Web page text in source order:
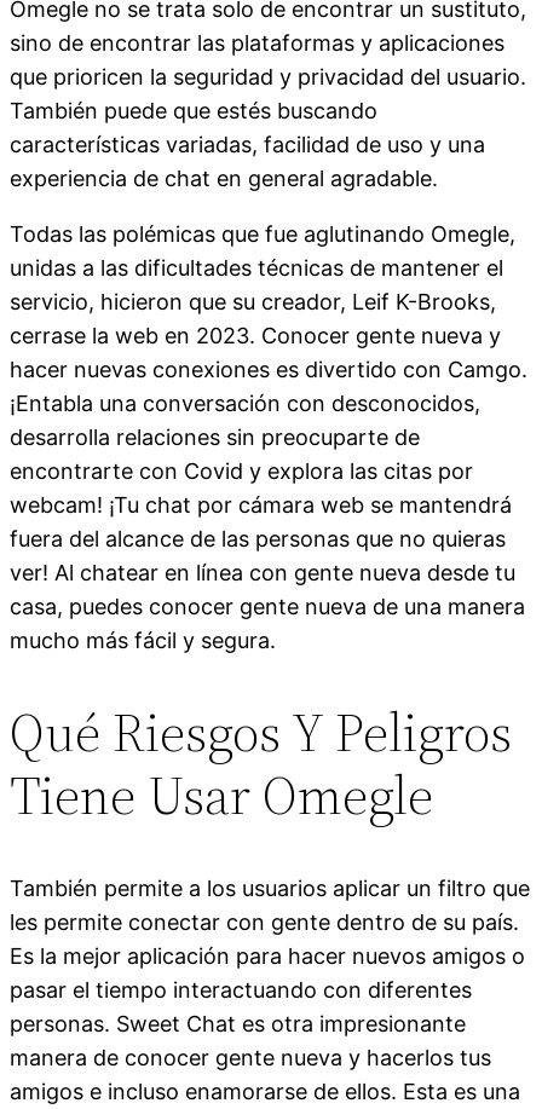
Omegle no se trata solo de encontrar un sustituto,
sino de encontrar las plataformas y aplicaciones
que prioricen la seguridad y privacidad del usuario.
También puede que estés buscando
características variadas, facilidad de uso y una
experiencia de chat en general agradable.
Todas las polémicas que fue aglutinando Omegle,
unidas a las dificultades técnicas de mantener el
servicio, hicieron que su creador, Leif K-Brooks,
cerrase la web en 2023. Conocer gente nueva y
hacer nuevas conexiones es divertido con Camgo.
¡Entabla una conversación con desconocidos,
desarrolla relaciones sin preocuparte de
encontrarte con Covid y explora las citas por
webcam! ¡Tu chat por cámara web se mantendrá
fuera del alcance de las personas que no quieras
ver! Al chatear en línea con gente nueva desde tu
casa, puedes conocer gente nueva de una manera
mucho más fácil y segura.
Qué Riesgos Y Peligros
Tiene Usar Omegle
También permite a los usuarios aplicar un filtro que
les permite conectar con gente dentro de su país.
Es la mejor aplicación para hacer nuevos amigos o
pasar el tiempo interactuando con diferentes
personas. Sweet Chat es otra impresionante
manera de conocer gente nueva y hacerlos tus
amigos e incluso enamorarse de ellos. Esta es una